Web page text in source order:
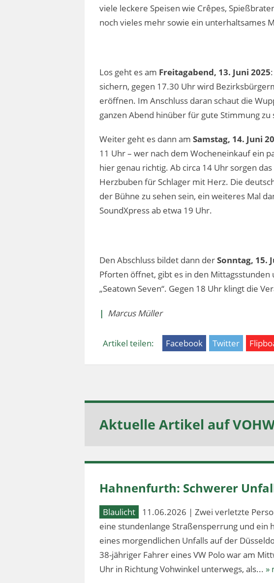
viele leckere Speisen wie Crêpes,
noch vieles mehr sowie ein unterhaltsames
Los geht es am Freitagabend, 13. Juni 2025
sichern, gegen 17.30 Uhr wird
eröffnen. Im Anschluss daran schaut die
ganzen Abend hinüber für gute Stimmung zu
Weiter geht es dann am Samstag, 14. Juni
11 Uhr – wer nach dem Wocheneinkauf ein
hier genau richtig. Ab circa 14 Uhr sorgen
Herzbuben für Schlager mit Herz. Die
der Bühne zu sehen sein, ein weiteres Mal
SoundXpress ab etwa 19 Uhr.
Den Abschluss bildet dann derSonntag, 15.
Pforten öffnet, gibt es in den
„Seatown Seven“. Gegen 18 Uhr klingt die
| Marcus Müller
Artikel teilen: Facebook Twitter
Aktuelle Artikel auf
Hahnenfurth: Schwerer
Blaulicht
11.06.2026 | Zwei verletzte
eine stundenlange Straßensperrung und ein
eines morgendlichen Unfalls auf der
38-jähriger Fahrer eines VW Polo war am
Uhr in Richtung Vohwinkel unterwegs, als... »